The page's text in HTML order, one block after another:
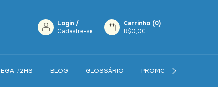
Login /
Cadastre-se
Carrinho (0)
R$0,00
72HS BLOG GLOSSÁRIO PROMOÇÕES